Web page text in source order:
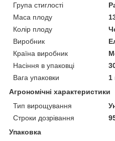
Група стиглості
Маса плоду
Колір плоду
Виробник
Країна виробник
Насіння в упаковці
Вага упаковки
1
Агрономічні характеристики
Тип вирощування
Строки дозрівання
Упаковка